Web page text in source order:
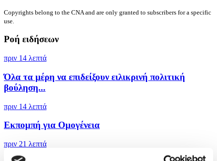
Copyrights belong to the CNA and are only granted to subscribers for a specific
use.
Ροή ειδήσεων
πριν 14 λεπτά
Όλα τα μέρη να επιδείξουν ειλικρινή πολιτική
βούληση...
πριν 14 λεπτά
Εκπομπή για Ομογένεια
πριν 21 λεπτά